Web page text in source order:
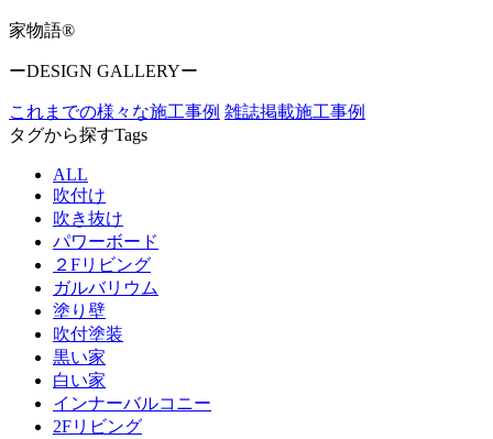
家物語®
ーDESIGN GALLERYー
これまでの様々な施工事例 雑誌掲載施工事例
タグから探すTags
ALL
吹付け
吹き抜け
パワーボード
２Fリビング
ガルバリウム
塗り壁
吹付塗装
黒い家
白い家
インナーバルコニー
2Fリビング